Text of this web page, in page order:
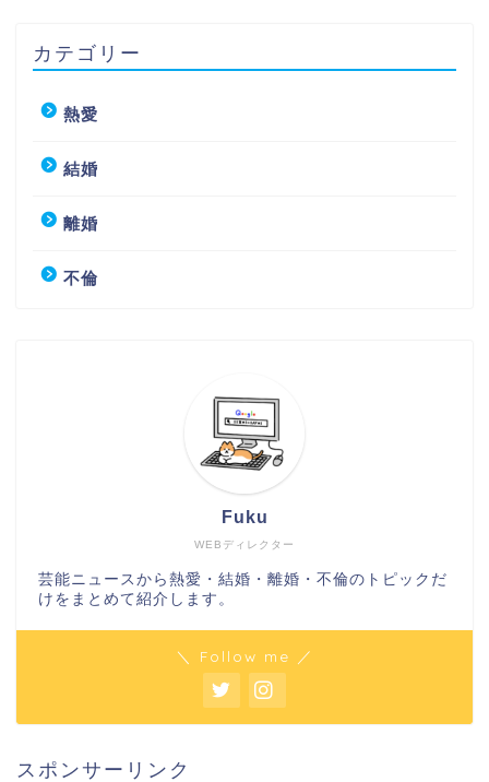
カテゴリー
熱愛
結婚
離婚
不倫
WEBディレクター
Fuku
芸能ニュースから熱愛・結婚・離婚・不倫のトピックだ
けをまとめて紹介します。
＼ Follow me ／
スポンサーリンク